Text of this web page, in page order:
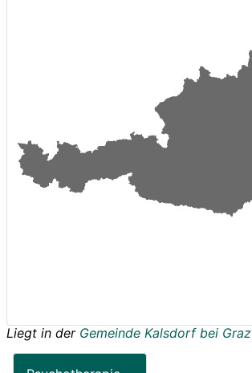
Liegt in der Gemeinde Kalsdorf bei Graz